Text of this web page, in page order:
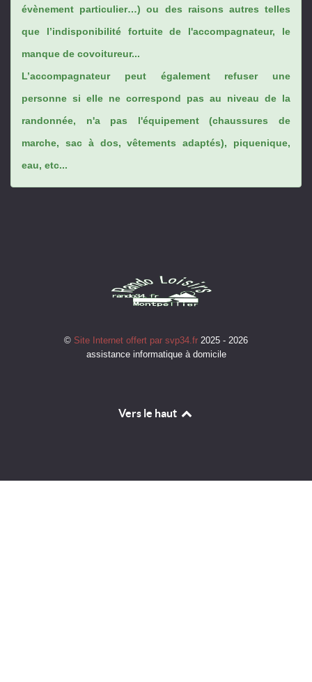
évènement particulier…) ou des raisons autres telles
que l’indisponibilité fortuite de l'accompagnateur, le
manque de covoitureur...
L’accompagnateur peut également refuser une
personne si elle ne correspond pas au niveau de la
randonnée, n'a pas l'équipement (chaussures de
marche, sac à dos, vêtements adaptés), piquenique,
eau, etc...
© Site Internet offert par svp34.fr 2025 - 2026
assistance informatique à domicile
Vers le haut